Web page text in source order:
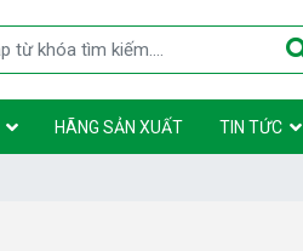
HÃNG SẢN XUẤT TIN TỨC